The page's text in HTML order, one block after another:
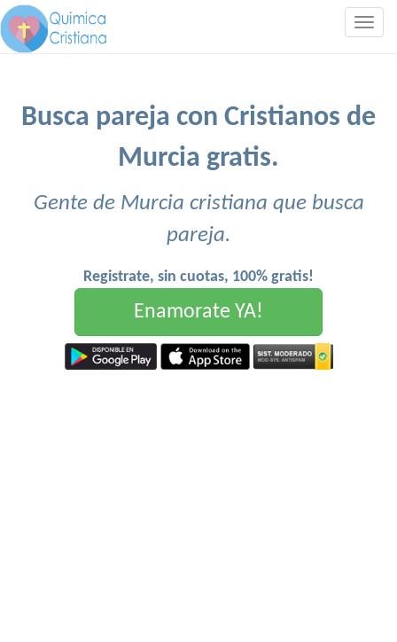
Busca pareja con Cristianos de
Murcia gratis.
Gente de Murcia cristiana que busca
pareja.
Registrate, sin cuotas, 100% gratis!
Enamorate YA!